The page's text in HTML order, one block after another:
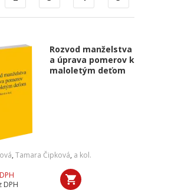
Rozvod manželstva
a úprava pomerov k
maloletým deťom
, Tamara Čipková, a kol.
DPH